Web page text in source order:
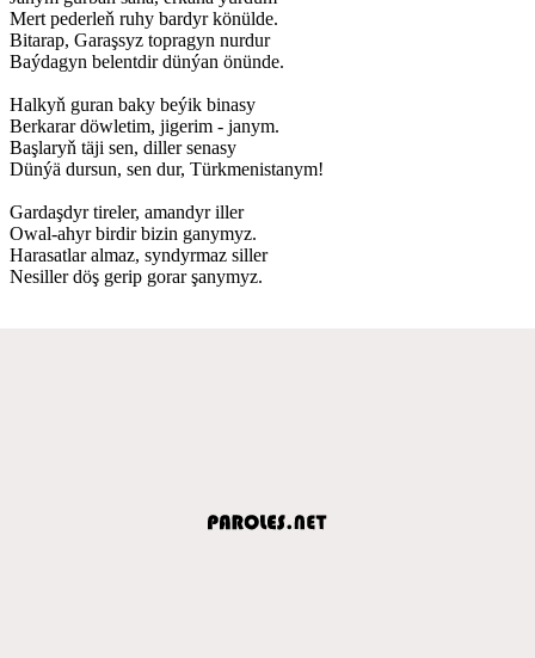
Mert pederleň ruhy bardyr könülde.
Bitarap, Garaşsyz topragyn nurdur
Baýdagyn belentdir dünýan önünde.
Halkyň guran baky beýik binasy
Berkarar döwletim, jigerim - janym.
Başlaryň täji sen, diller senasy
Dünýä dursun, sen dur, Türkmenistanym!
Gardaşdyr tireler, amandyr iller
Owal-ahyr birdir bizin ganymyz.
Harasatlar almaz, syndyrmaz siller
Nesiller döş gerip gorar şanymyz.